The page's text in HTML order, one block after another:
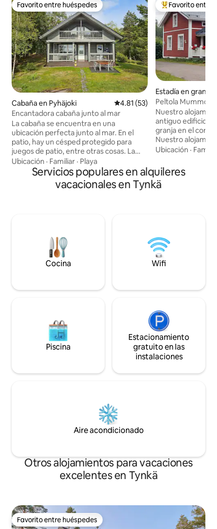
Favorito entre huéspedes
Favorito entre huéspedes
Cabaña en Pyhäjoki Calificación promedio: 4.81 de
4.81 (53)
Encantadora cabaña junto al mar
La cabaña se encuentra en una
ubicación perfecta junto al mar. En el
patio, hay un césped protegido para
juegos de patio, entre otras cosas. La
cabaña tiene acceso directo a los
acantilados para admirar el mar y se
puede nadar desde los acantilados con
un clima tranquilo. También hay una
para correr, excelentes bosques de
bayas y arbustos de trigo sarraceno en la
playa. En invierno, hay excelentes pistas
Ubicación · Familiar · Playa
Favorito entre
Favorito entre
Estadía en granja
Peltola
lateral de Kalajoki
Nuestro
antiguo edificio
granja en el
Nuestro
un estilo
antaño. Nuestra
un tranquilo
del centro de
el patio con una
verano de 2026,
patio.
Ubicación ·
Servicios populares en alquileres
vacacionales en Tynkä
Cocina Wifi
Piscina
Estacionamiento
gratuito en las
instalaciones
Aire acondicionado
Otros alojamientos para vacaciones
excelentes en Tynkä
Favorito entre huéspedes
Favorito entre huéspedes